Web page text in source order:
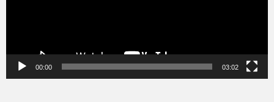
00:00 03:02